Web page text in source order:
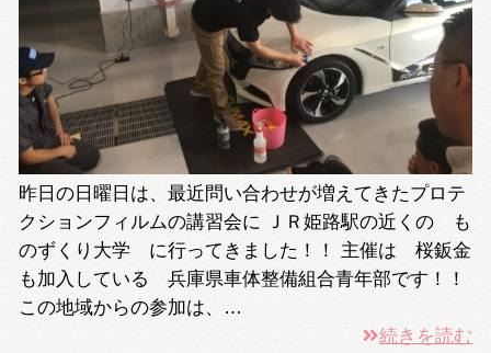
昨日の日曜日は、最近問い合わせが増えてきたプロテ
クションフィルムの講習会に ＪＲ姫路駅の近くの も
のずくり大学 に行ってきました！！ 主催は 桜鈑金
も加入している 兵庫県車体整備組合青年部です！！
この地域からの参加は、…
続きを読む